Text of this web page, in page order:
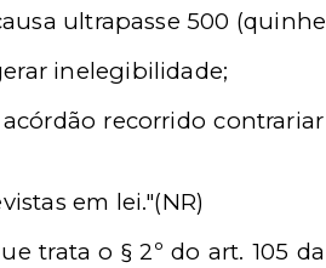
ultrapasse 500
inelegibilidade;
recorrido
em lei."(NR)
trata o § 2º do art. 105